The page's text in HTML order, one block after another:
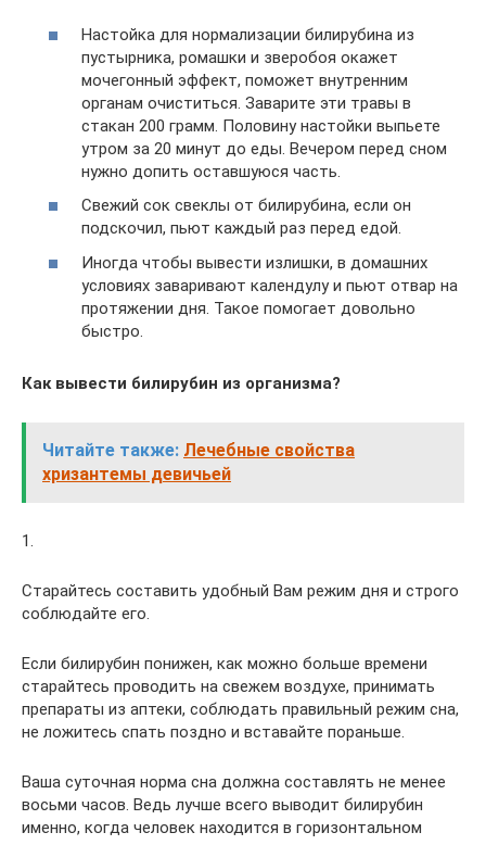
Настойка для нормализации билирубина из
пустырника, ромашки и зверобоя окажет
мочегонный эффект, поможет внутренним
органам очиститься. Заварите эти травы в
стакан 200 грамм. Половину настойки выпьете
утром за 20 минут до еды. Вечером перед сном
нужно допить оставшуюся часть.
Свежий сок свеклы от билирубина, если он
подскочил, пьют каждый раз перед едой.
Иногда чтобы вывести излишки, в домашних
условиях заваривают календулу и пьют отвар на
протяжении дня. Такое помогает довольно
быстро.
Как вывести билирубин из организма?
Читайте также: Лечебные свойства
хризантемы девичьей
1.
Старайтесь составить удобный Вам режим дня и строго
соблюдайте его.
Если билирубин понижен, как можно больше времени
старайтесь проводить на свежем воздухе, принимать
препараты из аптеки, соблюдать правильный режим сна,
не ложитесь спать поздно и вставайте пораньше.
Ваша суточная норма сна должна составлять не менее
восьми часов. Ведь лучше всего выводит билирубин
именно, когда человек находится в горизонтальном